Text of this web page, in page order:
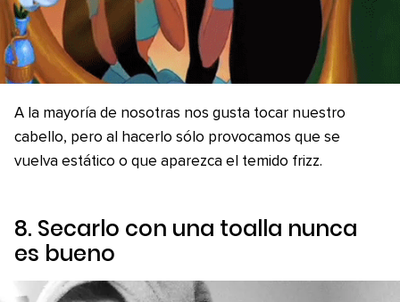
A la mayoría de nosotras nos gusta tocar nuestro
cabello, pero al hacerlo sólo provocamos que se
vuelva estático o que aparezca el temido frizz.
8. Secarlo con una toalla nunca
es bueno